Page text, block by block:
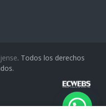
. Todos los derechos